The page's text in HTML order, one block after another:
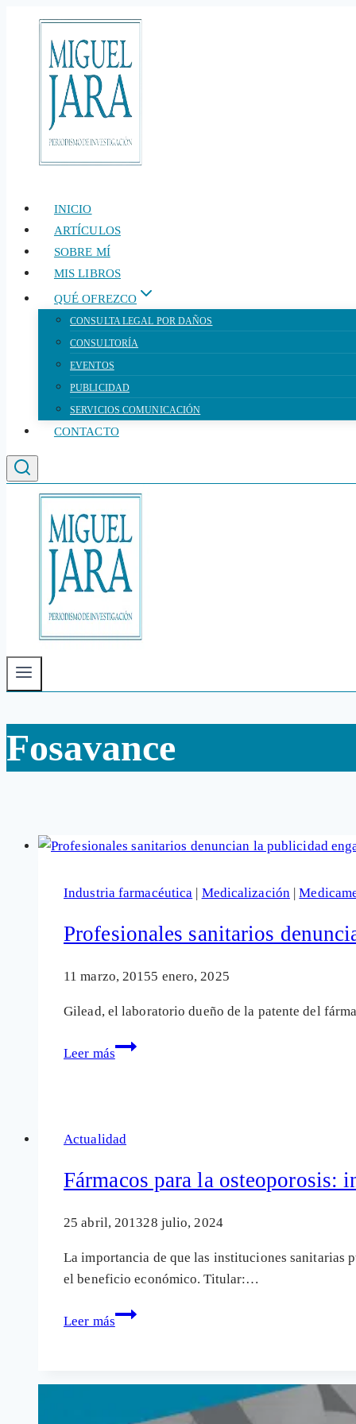
contenido
INICIO
ARTÍCULOS
SOBRE MÍ
MIS LIBROS
QUÉ OFREZCO
CONSULTA LEGAL POR DAÑOS
CONSULTORÍA
EVENTOS
PUBLICIDAD
SERVICIOS COMUNICACIÓN
CONTACTO
Fosavance
Industria farmacéutica | Medicalización |
Profesionales sanitarios
11 marzo, 20155 enero, 2025
Gilead, el laboratorio dueño de la patente del
Leer más
Profesionales
publicidad
de
fármacos
peligrosos
Actualidad
Fármacos para la osteoporosis:
25 abril, 201328 julio, 2024
La importancia de que las instituciones sanitarias
el beneficio económico. Titular:…
Leer más
Fármacos